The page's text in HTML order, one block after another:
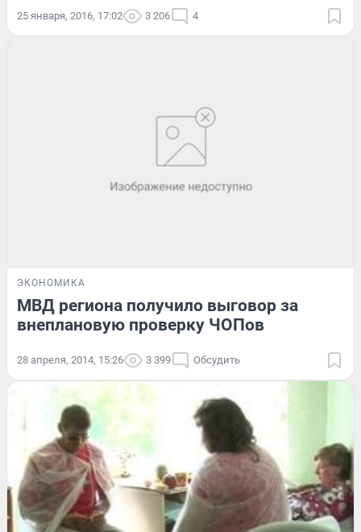
25 января, 2016, 17:02 3 206 4
ЭКОНОМИКА
МВД региона получило выговор за
внеплановую проверку ЧОПов
28 апреля, 2014, 15:26 3 399 Обсудить